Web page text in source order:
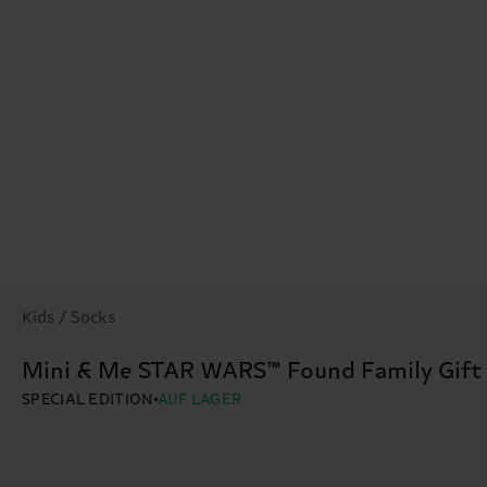
Kids / Socks
Mini & Me STAR WARS™ Found Family
SPECIAL EDITION AUF LAGER